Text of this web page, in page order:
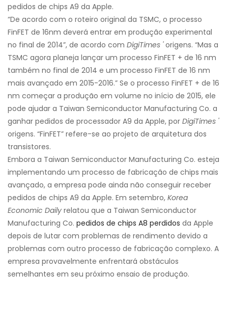
pedidos de chips A9 da Apple.
“De acordo com o roteiro original da TSMC, o processo
FinFET de 16nm deverá entrar em produção experimental
no final de 2014”, de acordo com DigiTimes 'origens. “Mas a
TSMC agora planeja lançar um processo FinFET + de 16 nm
também no final de 2014 e um processo FinFET de 16 nm
mais avançado em 2015-2016.” Se o processo FinFET + de 16
nm começar a produção em volume no início de 2015, ele
pode ajudar a Taiwan Semiconductor Manufacturing Co. a
ganhar pedidos de processador A9 da Apple, por DigiTimes '
origens. “FinFET” refere-se ao projeto de arquitetura dos
transistores.
Embora a Taiwan Semiconductor Manufacturing Co. esteja
implementando um processo de fabricação de chips mais
avançado, a empresa pode ainda não conseguir receber
pedidos de chips A9 da Apple. Em setembro, Korea
Economic Daily relatou que a Taiwan Semiconductor
Manufacturing Co. pedidos de chips A8 perdidos da Apple
depois de lutar com problemas de rendimento devido a
problemas com outro processo de fabricação complexo. A
empresa provavelmente enfrentará obstáculos
semelhantes em seu próximo ensaio de produção.